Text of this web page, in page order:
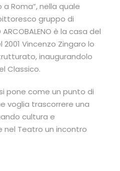
Roma”, nella quale
gruppo di
è la casa del
Vincenzo Zingaro lo
inaugurandolo
Classico.
si pone come un punto di
voglia trascorrere una
cultura e
Teatro un incontro